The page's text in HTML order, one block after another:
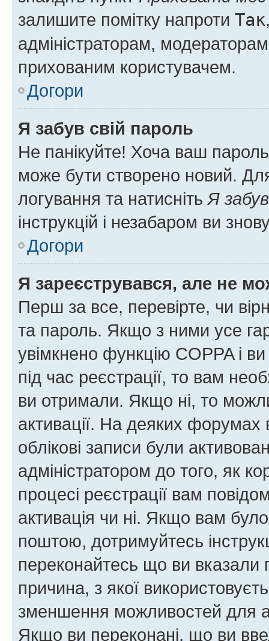
залишите помітку напроти Так
адміністраторам,
прихованим користувачем.
Догори
Я забув свій пароль
Не панікуйте! Хоча ваш
може бути створено новий.
логування та натисніть Я
інструкцій і незабаром ви
Догори
Я зареєструвався, але не
Перш за все, перевірте, чи
та пароль. Якщо з ними усе
увімкнено функцію COPPA і
під час реєстрації, то вам
ви отримали. Якщо ні, то
активації. На деяких форумах
облікові записи були
адміністратором до того, як
процесі реєстрації вам
активація чи ні. Якщо вам
поштою, дотримуйтесь
переконайтесь що ви
причина, з якої
зменшення можливостей для
Якщо ви переконані, що ви